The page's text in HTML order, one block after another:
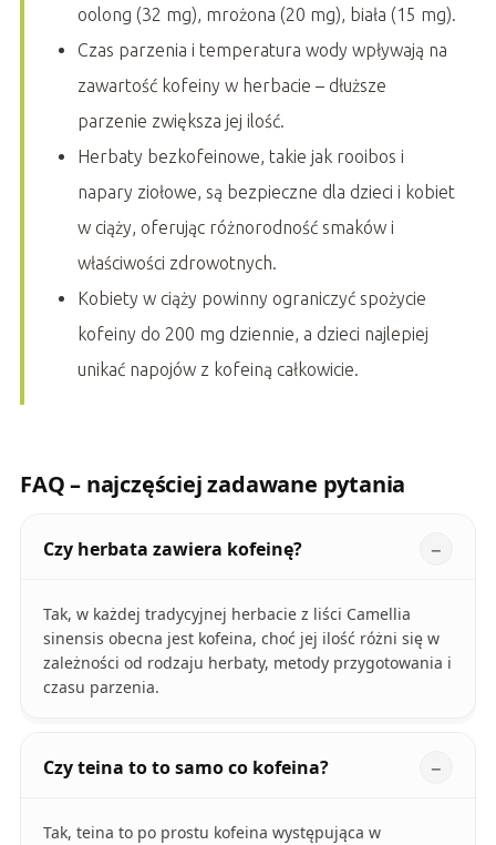
oolong (32 mg), mrożona (20 mg), biała (15 mg).
Czas parzenia i temperatura wody wpływają na
zawartość kofeiny w herbacie – dłuższe
parzenie zwiększa jej ilość.
Herbaty bezkofeinowe, takie jak rooibos i
napary ziołowe, są bezpieczne dla dzieci i kobiet
w ciąży, oferując różnorodność smaków i
właściwości zdrowotnych.
Kobiety w ciąży powinny ograniczyć spożycie
kofeiny do 200 mg dziennie, a dzieci najlepiej
unikać napojów z kofeiną całkowicie.
FAQ – najczęściej zadawane pytania
Czy herbata zawiera kofeinę?
Tak, w każdej tradycyjnej herbacie z liści Camellia
sinensis obecna jest kofeina, choć jej ilość różni się w
zależności od rodzaju herbaty, metody przygotowania i
czasu parzenia.
Czy teina to to samo co kofeina?
Tak, teina to po prostu kofeina występująca w